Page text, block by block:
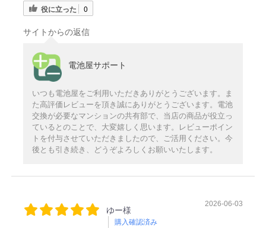
役に立った 0
サイトからの返信
電池屋サポート
いつも電池屋をご利用いただきありがとうございます。ま
た高評価レビューを頂き誠にありがとうございます。電池
交換が必要なマンションの共有部で、当店の商品が役立っ
ているとのことで、大変嬉しく思います。レビューポイン
トを付与させていただきましたので、ご活用ください。今
後とも引き続き、どうぞよろしくお願いいたします。
ゆー様
購入確認済み
2026-06-03